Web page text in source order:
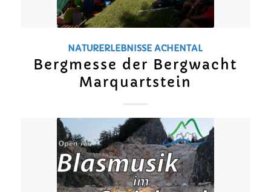
NATURERLEBNISSE ACHENTAL
Bergmesse der Bergwacht
Marquartstein